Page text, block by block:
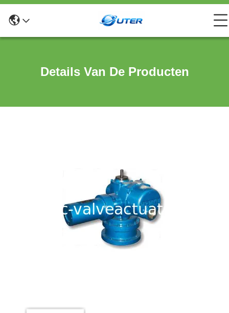
Details Van De Producten